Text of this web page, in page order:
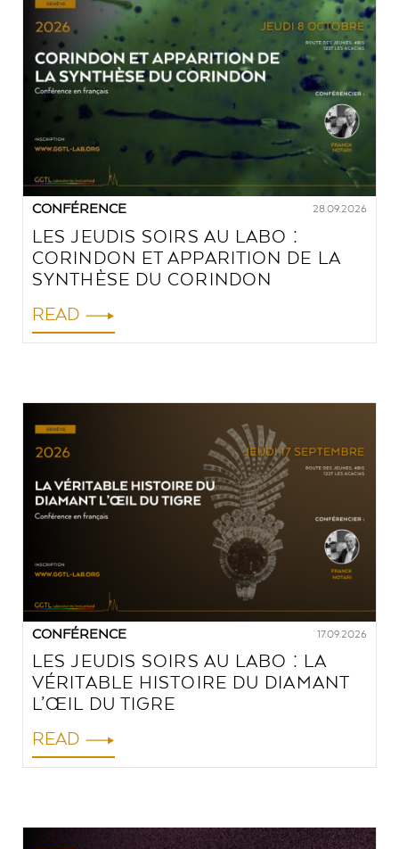
CONFÉRENCE 28.09.2026
LES JEUDIS SOIRS AU LABO :
CORINDON ET APPARITION DE LA
SYNTHÈSE DU CORINDON
READ
CONFÉRENCE 17.09.2026
LES JEUDIS SOIRS AU LABO : LA
VÉRITABLE HISTOIRE DU DIAMANT
L’ŒIL DU TIGRE
READ